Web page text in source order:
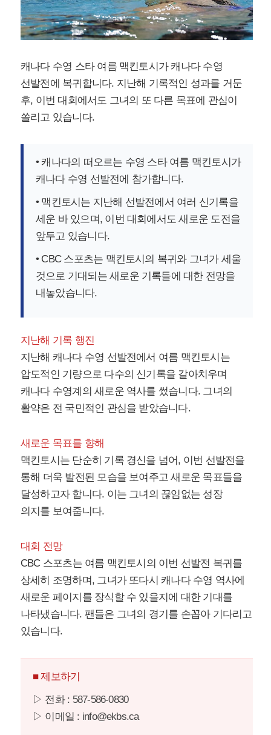
캐나다 수영 스타 여름 맥킨토시가 캐나다 수영
선발전에 복귀합니다. 지난해 기록적인 성과를 거둔
후, 이번 대회에서도 그녀의 또 다른 목표에 관심이
쏠리고 있습니다.
• 캐나다의 떠오르는 수영 스타 여름 맥킨토시가
캐나다 수영 선발전에 참가합니다.
• 맥킨토시는 지난해 선발전에서 여러 신기록을
세운 바 있으며, 이번 대회에서도 새로운 도전을
앞두고 있습니다.
• CBC 스포츠는 맥킨토시의 복귀와 그녀가 세울
것으로 기대되는 새로운 기록들에 대한 전망을
내놓았습니다.
지난해 기록 행진
지난해 캐나다 수영 선발전에서 여름 맥킨토시는
압도적인 기량으로 다수의 신기록을 갈아치우며
캐나다 수영계의 새로운 역사를 썼습니다. 그녀의
활약은 전 국민적인 관심을 받았습니다.
새로운 목표를 향해
맥킨토시는 단순히 기록 경신을 넘어, 이번 선발전을
통해 더욱 발전된 모습을 보여주고 새로운 목표들을
달성하고자 합니다. 이는 그녀의 끊임없는 성장
의지를 보여줍니다.
대회 전망
CBC 스포츠는 여름 맥킨토시의 이번 선발전 복귀를
상세히 조명하며, 그녀가 또다시 캐나다 수영 역사에
새로운 페이지를 장식할 수 있을지에 대한 기대를
나타냈습니다. 팬들은 그녀의 경기를 손꼽아 기다리고
있습니다.
■ 제보하기
▷ 전화 : 587-586-0830
▷ 이메일 : info@ekbs.ca